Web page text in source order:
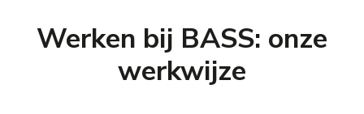
Werken bij BASS: onze
werkwijze